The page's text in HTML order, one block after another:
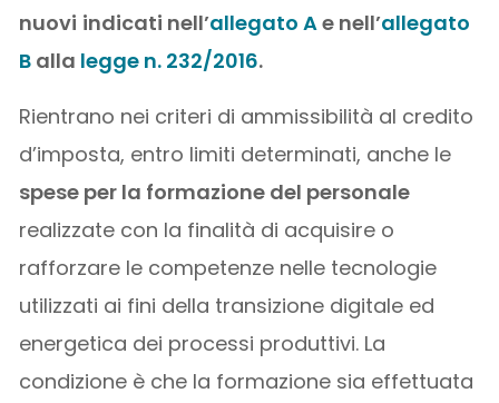
nuovi indicati nell’allegato Ae nell’allegato
B alla legge n. 232/2016.
Rientrano nei criteri di ammissibilità al credito
d’imposta, entro limiti determinati, anche le
spese per la formazione del personale
realizzate con la finalità di acquisire o
rafforzare le competenze nelle tecnologie
utilizzati ai fini della transizione digitale ed
energetica dei processi produttivi. La
condizione è che la formazione sia effettuata